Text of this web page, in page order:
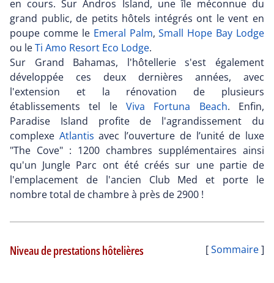
en cours. Sur Andros Island, une île méconnue du
grand public, de petits hôtels intégrés ont le vent en
poupe comme le Emeral Palm,Small Hope Bay Lodge
ou leTi Amo Resort Eco Lodge.
Sur Grand Bahamas, l'hôtellerie s'est également
développée ces deux dernières années, avec
l'extension et la rénovation de plusieurs
établissements tel le Viva Fortuna Beach. Enfin,
Paradise Island profite de l'agrandissement du
complexe Atlantis avec l’ouverture de l’unité de luxe
"The Cove" : 1200 chambres supplémentaires ainsi
qu'un Jungle Parc ont été créés sur une partie de
l'emplacement de l'ancien Club Med et porte le
nombre total de chambre à près de 2900 !
Niveau de prestations hôtelières [Sommaire]